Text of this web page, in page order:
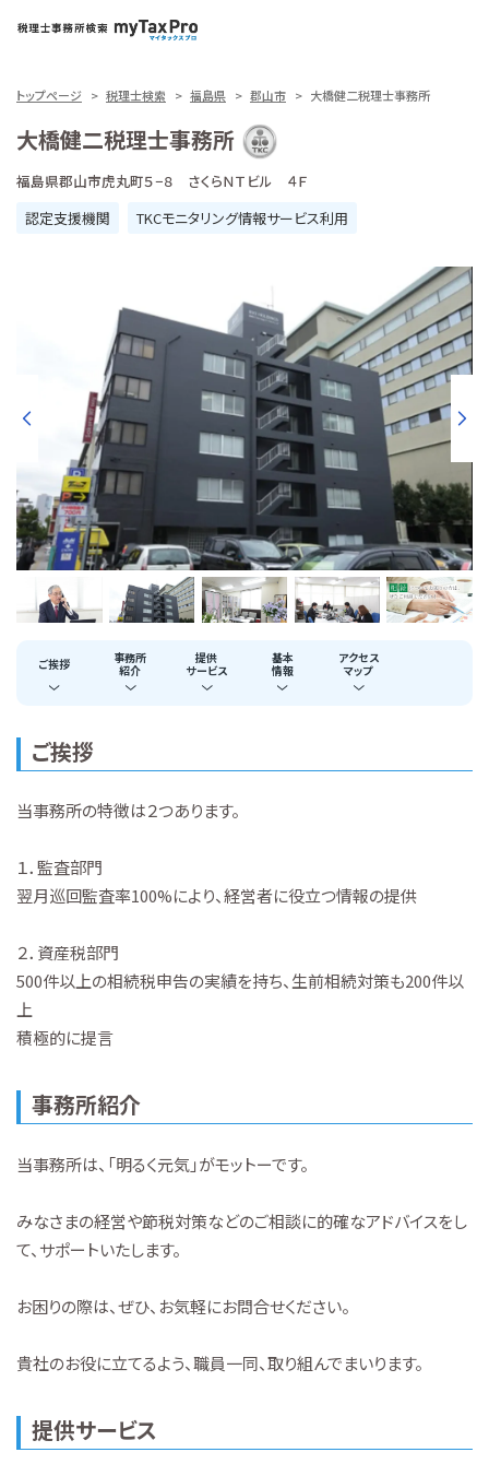
トップページ 税理士検索 福島県 郡山市 大橋健二税理士事務所
大橋健二税理士事務所
福島県郡山市虎丸町５−８ さくらＮＴビル ４Ｆ
認定支援機関
TKCモニタリング情報サービス利用
ご挨拶
事務所
紹介
提供
サービス
基本
情報
アクセス
マップ
ご挨拶
当事務所の特徴は２つあります。
１．監査部門
翌月巡回監査率100%により、経営者に役立つ情報の提供
２．資産税部門
500件以上の相続税申告の実績を持ち、生前相続対策も200件以
上
積極的に提言
事務所紹介
当事務所は、「明るく元気」がモットーです。
みなさまの経営や節税対策などのご相談に的確なアドバイスをし
て、サポートいたします。
お困りの際は、ぜひ、お気軽にお問合せください。
貴社のお役に立てるよう、職員一同、取り組んでまいります。
提供サービス